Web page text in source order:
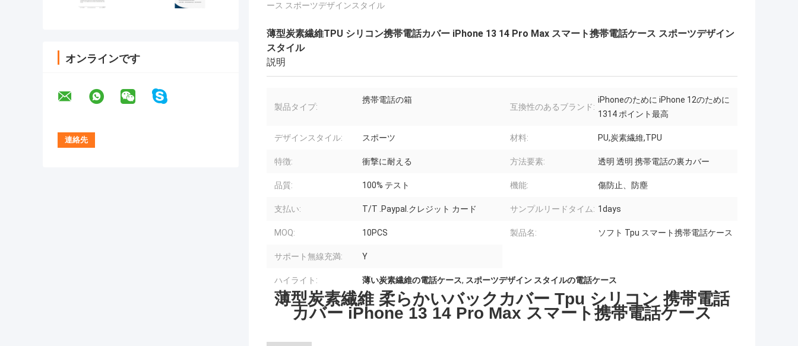
オンラインです
ース スポーツデザインスタイル
薄型炭素繊維TPU シリコン携帯電話カバー iPhone 13 14 Pro Max スマート携帯電話ケース スポーツデザイン
スタイル
説明
製品タイプ:
携帯電話の箱
互換性のあるブランド:
iPhoneのために iPhone 12のために
1314 ポイント最高
デザインスタイル: スポーツ 材料: PU,炭素繊維,TPU
特徴: 衝撃に耐える 方法要素: 透明 透明 携帯電話の裏カバー
品質: 100% テスト 機能: 傷防止、防塵
支払い: T/T .Paypal.クレジット カード サンプルリードタイム: 1days
MOQ: 10PCS 製品名: ソフト Tpu スマート携帯電話ケース
サポート無線充満: Y
ハイライト: 薄い炭素繊維の電話ケース, スポーツデザイン スタイルの電話ケース
薄型炭素繊維 柔らかいバックカバー Tpu シリコン 携帯電話
カバー iPhone 13 14 Pro Max スマート携帯電話ケース